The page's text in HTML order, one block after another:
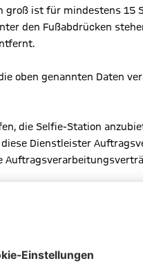
ist für mindestens 15
den Fußabdrücken
oben genannten Daten
die Selfie-Station
Dienstleister
der EU (das ist die
kannst also auch nach